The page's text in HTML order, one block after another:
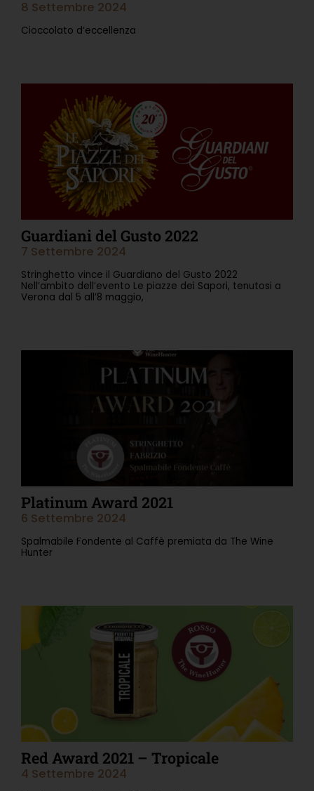
8 Settembre 2024
Cioccolato d’eccellenza
Guardiani del Gusto 2022
7 Settembre 2024
Stringhetto vince il Guardiano del Gusto 2022
Nell’ambito dell’evento Le piazze dei Sapori, tenutosi a
Verona dal 5 all’8 maggio,
Platinum Award 2021
6 Settembre 2024
Spalmabile Fondente al Caffè premiata da The Wine
Hunter
Red Award 2021 – Tropicale
4 Settembre 2024